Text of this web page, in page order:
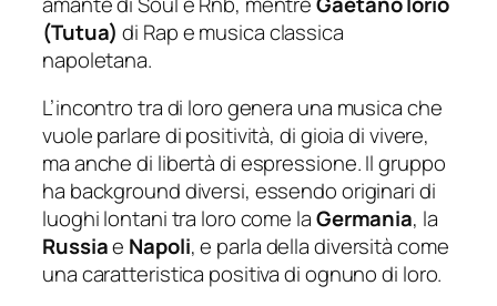
(Tutua) di Rap e musica classica
napoletana.
L’incontro tra di loro genera una musica che
vuole parlare di positività, di gioia di vivere,
ma anche di libertà di espressione. Il gruppo
ha background diversi, essendo originari di
luoghi lontani tra loro come laGermania, la
Russiae Napoli, e parla della diversità come
una caratteristica positiva di ognuno di loro.